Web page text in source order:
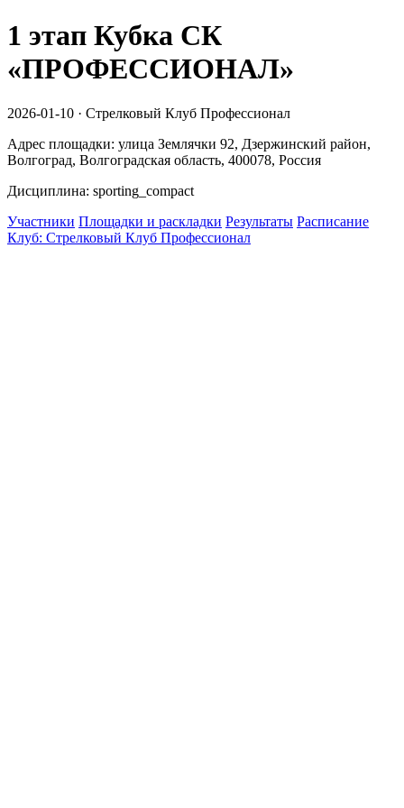
1 этап Кубка СК
«ПРОФЕССИОНАЛ»
2026-01-10 · Стрелковый Клуб Профессионал
Адрес площадки: улица Землячки 92, Дзержинский район,
Волгоград, Волгоградская область, 400078, Россия
Дисциплина: sporting_compact
Участники Площадки и раскладки Результаты Расписание
Клуб: Стрелковый Клуб Профессионал